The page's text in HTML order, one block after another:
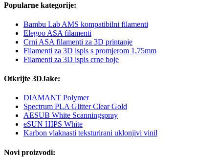
Popularne kategorije:
Bambu Lab AMS kompatibilni filamenti
Elegoo ASA filamenti
Crni ASA filamenti za 3D printanje
Filamenti za 3D ispis s promjerom 1,75mm
Filamenti za 3D ispis crne boje
Otkrijte 3DJake:
DIAMANT Polymer
Spectrum PLA Glitter Clear Gold
AESUB White Scanningspray
eSUN HIPS White
Karbon vlaknasti teksturirani uklonjivi vinil
Novi proizvodi: